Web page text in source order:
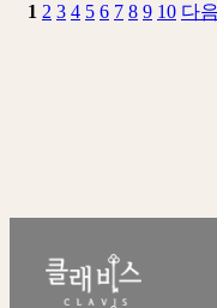
1 2 3 4 5 6 7 8 9 10 다음